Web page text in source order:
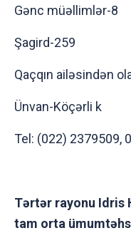
Gənc müəllimlər-8
Şagird-259
Qaçqın ailəsindən
Ünvan-Köçərli k
Tel: (022) 2379509,
Tərtər rayonu Idris
tam orta